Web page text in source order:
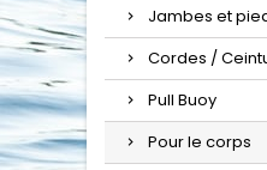
Jambes et
Cordes /
Pull Buoy
Pour le corps